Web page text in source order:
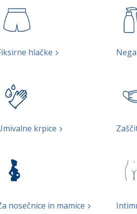
krpice